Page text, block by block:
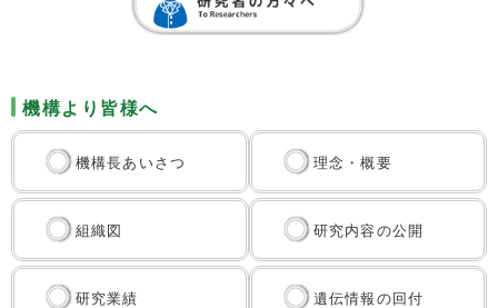
機構より皆様へ
機構長あいさつ 理念・概要
組織図 研究内容の公開
研究業績 遺伝情報の回付